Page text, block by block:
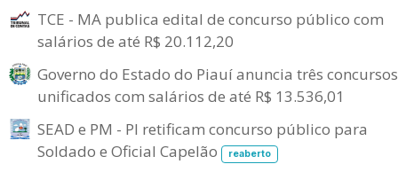
TCE - MA publica edital de concurso público com
salários de até R$ 20.112,20
Governo do Estado do Piauí anuncia três concursos
unificados com salários de até R$ 13.536,01
SEAD e PM - PI retificam concurso público para
Soldado e Oficial Capelão
reaberto